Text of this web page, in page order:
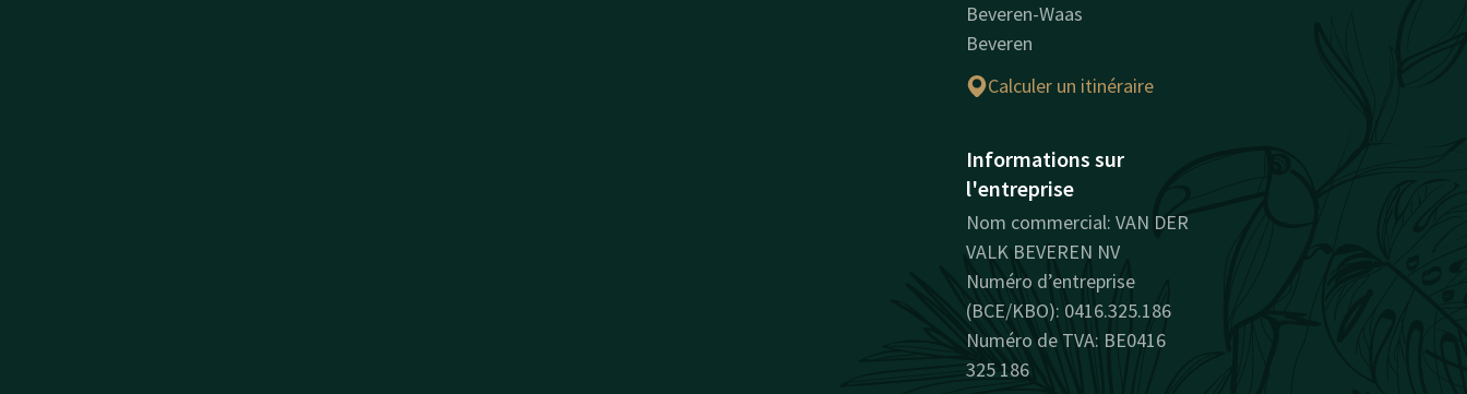
Beveren-Waas
Beveren
Calculer un itinéraire
Informations sur
l'entreprise
Nom commercial: VAN DER
VALK BEVEREN NV
Numéro d’entreprise
(BCE/KBO): 0416.325.186
Numéro de TVA: BE0416
325 186